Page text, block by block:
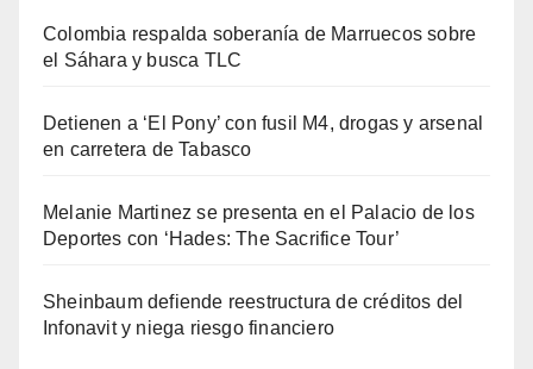
Colombia respalda soberanía de Marruecos sobre
el Sáhara y busca TLC
Detienen a ‘El Pony’ con fusil M4, drogas y arsenal
en carretera de Tabasco
Melanie Martinez se presenta en el Palacio de los
Deportes con ‘Hades: The Sacrifice Tour’
Sheinbaum defiende reestructura de créditos del
Infonavit y niega riesgo financiero